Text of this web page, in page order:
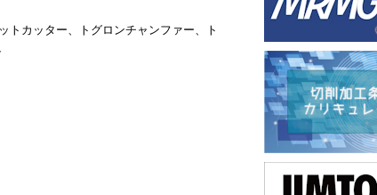
トカッター、トグロンチャンファー、ト